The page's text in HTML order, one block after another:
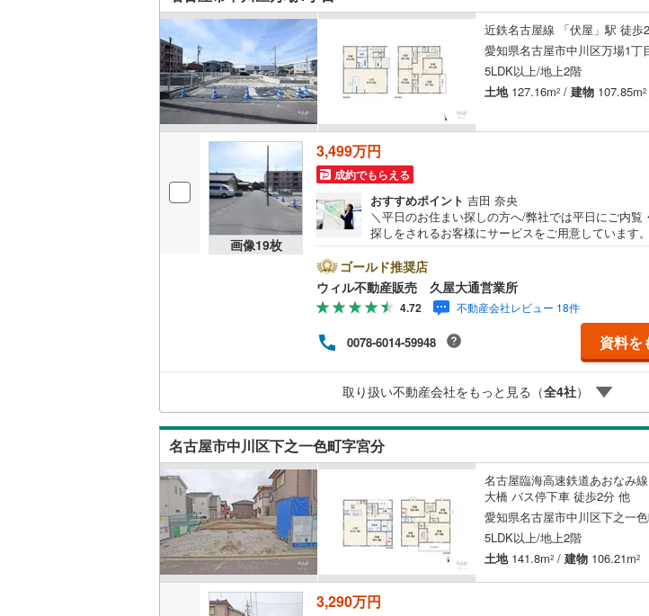
近鉄名古屋線 「伏屋」駅 徒歩
愛知県名古屋市中川区万場1丁
5LDK以上/地上2階
土地127.16m2 / 建物 107.85m2
画像19枚
3,499万円
成約でもらえる
おすすめポイント 吉田 奈央
＼平日のお住まい探しの方へ/弊社では平日にご内覧
探しをされるお客様にサービスをご用意しています
時間外でのご内覧もご対応いたします。＼本物件の
方へ/不動産業者間で不動産情報が共有されているの
他隣接エリアでもご内覧が可能です！ 【ウィル不動
◎地下鉄東山線「栄」駅7A出口から徒歩1分、名城線
ら徒歩1分◎お子様が遊べるキッズスペースあり◎
休日無し） 上記時間はお電話が繋がりやすくなって
連絡下さい！現地を見学される場合は「室内・現地
ゴールド推奨店
ウィル不動産販売 久屋大通営業所
4.72 不動産会社レビュー 18件
0078-6014-59948 資料を
取り扱い不動産会社をもっと見る（全4社）
名古屋市中川区下之一色町字宮分
名古屋臨海高速鉄道あおなみ
大橋 バス停下車 徒歩2分 他
愛知県名古屋市中川区下之一
5LDK以上/地上2階
土地141.8m2 / 建物 106.21m2
3,290万円
浴室乾燥機あり（19）
バルコニー、庭
ウッドデッキあり ）
収納
ウォークインクローゼット
（ 17 ）
販売、価格、契約、入居関連など
即入居可能（ 1）
IT重説可
オンライン対応とは？